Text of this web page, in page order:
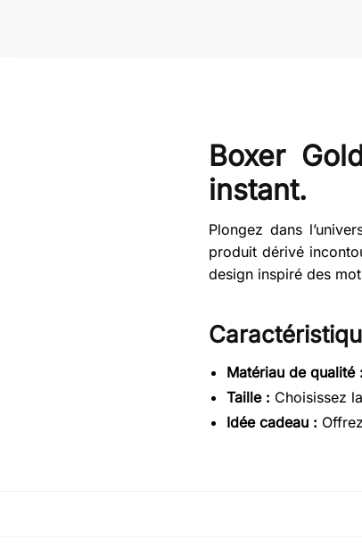
Boxer
instant.
Plongez dans
produit dérivé
design inspiré des
Matériau de qualité :
Taille : Choisissez
Idée cadeau :